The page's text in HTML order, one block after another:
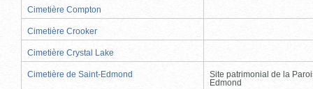
Cimetière Compton
Cimetière Crooker
Cimetière Crystal Lake
Cimetière de Saint-Edmond
Site patrimonial de la
Edmond